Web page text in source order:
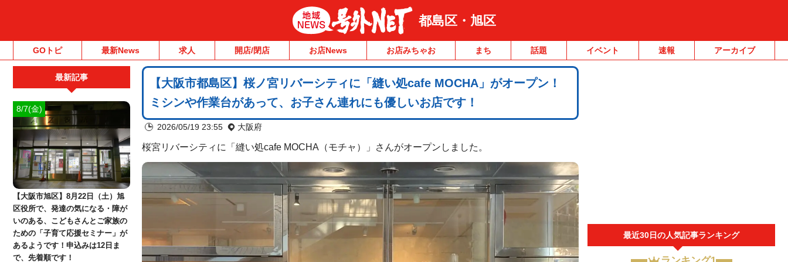
都島区・旭区
GOトピ 最新News 求人 開店/閉店 お店News お店みちゃお まち 話題 イベント 速報 アーカイブ
【大阪市都島区】桜ノ宮リバーシティに「縫い処cafe MOCHA」がオープン！
ミシンや作業台があって、お子さん連れにも優しいお店です！
2026/05/19 23:55 大阪府
桜宮リバーシティに「縫い処cafe MOCHA（モチャ）」さんがオープンしました。
最近30日の人気記事ランキング
最新記事
8/7(金)
【大阪市旭区】8月22日（土）旭
区役所で、発達の気になる・障が
いのある、こどもさんとご家族の
ための「子育て応援セミナー」が
あるようです！申込みは12日ま
で、先着順です！